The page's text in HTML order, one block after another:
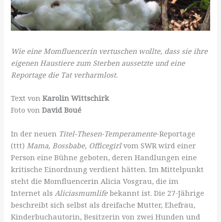
Wie eine Momfluencerin vertuschen wollte, dass sie ihre
eigenen Haustiere zum Sterben aussetzte und eine
Reportage die Tat verharmlost.
Text vonKarolin Wittschirk
Foto vonDavid Boué
In der neuen Titel-Thesen-Temperamente-Reportage
(ttt) Mama, Bossbabe, Officegirlvom SWR wird einer
Person eine Bühne geboten, deren Handlungen eine
kritische Einordnung verdient hätten. Im Mittelpunkt
steht die Momfluencerin Alicia Vosgrau, die im
Internet als Aliciasmumlifebekannt ist. Die 27-Jährige
beschreibt sich selbst als dreifache Mutter, Ehefrau,
Kinderbuchautorin, Besitzerin von zwei Hunden und